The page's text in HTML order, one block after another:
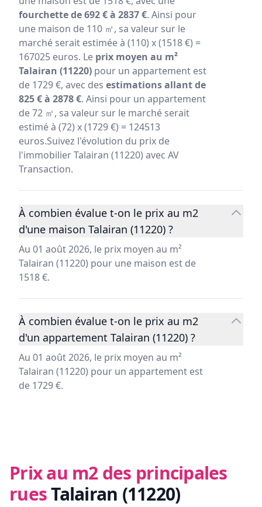
fourchette de 692 € à 2837 €. Ainsi pour
une maison de 110 ㎡, sa valeur sur le
marché serait estimée à (110) x (1518 €) =
167025 euros. Le prix moyen au m²
Talairan (11220) pour un appartement est
de 1729 €, avec des estimations allant de
825 € à 2878 €. Ainsi pour un appartement
de 72 ㎡, sa valeur sur le marché serait
estimé à (72) x (1729 €) = 124513
euros.Suivez l'évolution du prix de
l'immobilier Talairan (11220) avec AV
Transaction.
À combien évalue t-on le prix au m2
d'une maison Talairan (11220) ?
Au 01 août 2026, le prix moyen au m²
Talairan (11220) pour une maison est de
1518 €.
À combien évalue t-on le prix au m2
d'un appartement Talairan (11220) ?
Au 01 août 2026, le prix moyen au m²
Talairan (11220) pour un appartement est
de 1729 €.
Prix au m2 des principales
ruesTalairan (11220)